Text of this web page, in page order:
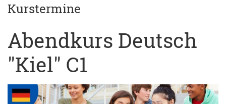
Kurstermine
Abendkurs Deutsch
"Kiel" C1